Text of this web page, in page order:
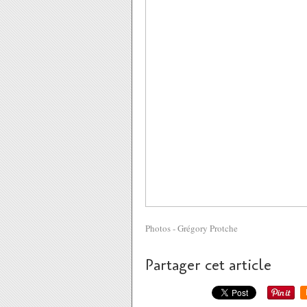
Photos - Grégory Protche
Partager cet article